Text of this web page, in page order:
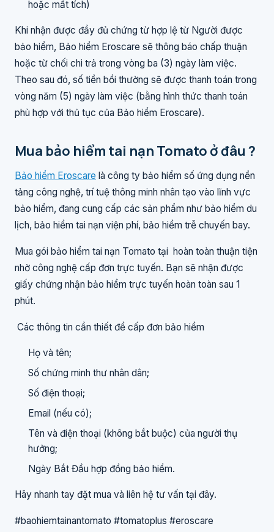
hoặc mất tích)
Khi nhận được đầy đủ chứng từ hợp lệ từ Người được
bảo hiểm, Bảo hiểm Eroscare sẽ thông báo chấp thuận
hoặc từ chối chi trả trong vòng ba (3) ngày làm việc.
Theo sau đó, số tiền bồi thường sẽ được thanh toán trong
vòng năm (5) ngày làm việc (bằng hình thức thanh toán
phù hợp với thủ tục của Bảo hiểm Eroscare).
Mua bảo hiểm tai nạn Tomato ở đâu ?
Bảo hiểm Eroscare là công ty bảo hiểm số ứng dụng nền
tảng công nghệ, trí tuệ thông minh nhân tạo vào lĩnh vực
bảo hiểm, đang cung cấp các sản phẩm như bảo hiểm du
lịch, bảo hiểm tai nạn viện phí, bảo hiểm trễ chuyến bay.
Mua gói bảo hiểm tai nạn Tomato tại hoàn toàn thuận tiện
nhờ công nghệ cấp đơn trực tuyến. Bạn sẽ nhận được
giấy chứng nhận bảo hiểm trực tuyến hoàn toàn sau 1
phút.
Các thông tin cần thiết để cấp đơn bảo hiểm
Họ và tên;
Số chứng minh thư nhân dân;
Số điện thoại;
Email (nếu có);
Tên và điện thoại (không bắt buộc) của người thụ
hưởng;
Ngày Bắt Đầu hợp đồng bảo hiểm.
Hãy nhanh tay đặt mua và liên hệ tư vấn tại đây.
#baohiemtainantomato #tomatoplus #eroscare